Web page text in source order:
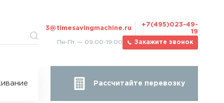
3@timesavingmachine.ru
+7(495)023-49-
19
Пн-Пт — 09:00-19:00
Закажите звонок
Рассчитайте перевозку